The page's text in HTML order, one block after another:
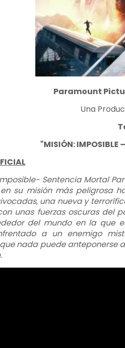
Paramount
Una
"MISIÓN: IMPOSIBLE
Sentencia Mortal
su misión más peligrosa
una nueva y
unas fuerzas oscuras del
del mundo en la que
a un enemigo
nada puede anteponerse